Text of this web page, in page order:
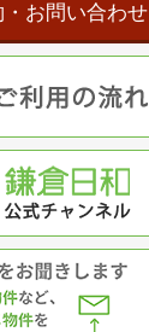
お問い合わせ